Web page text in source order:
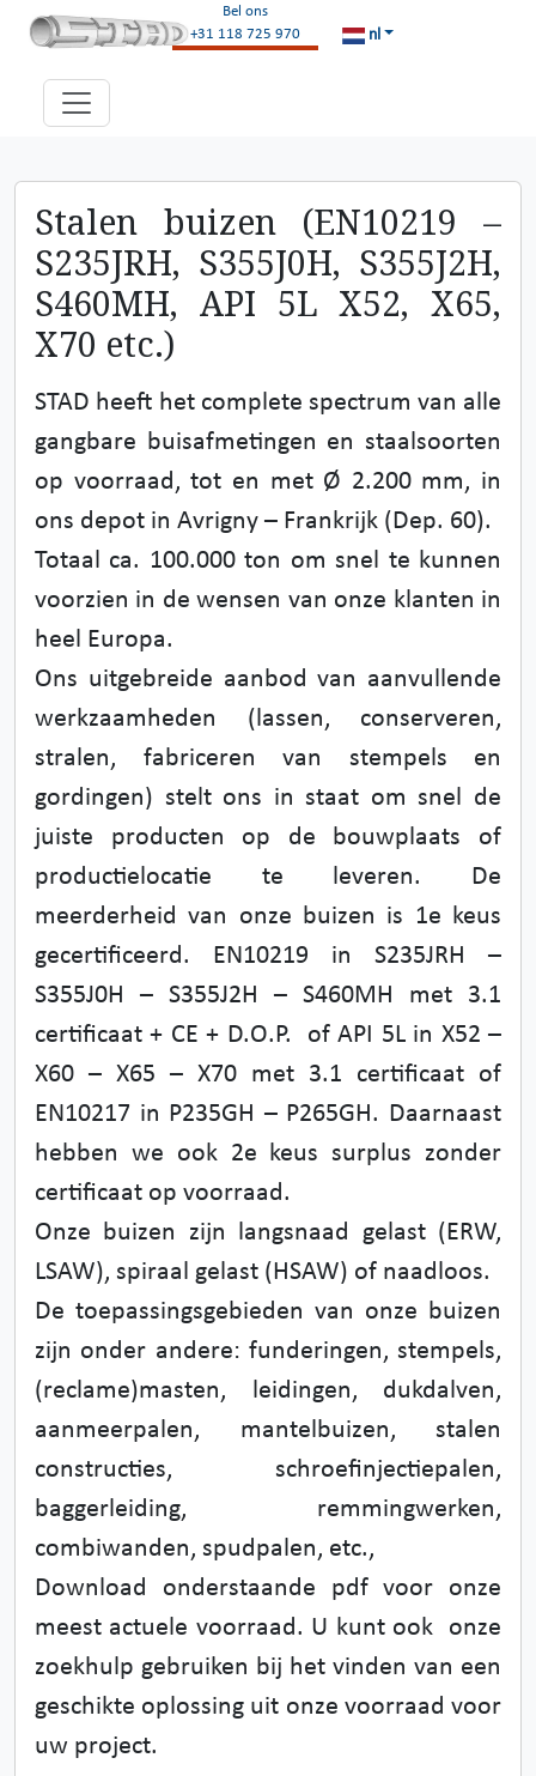
Bel ons
+31 118 725 970
nl
Stalen buizen (EN10219 –
S235JRH, S355J0H, S355J2H,
S460MH, API 5L X52, X65,
X70 etc.)
STAD heeft het complete spectrum van alle
gangbare buisafmetingen en staalsoorten
op voorraad, tot en met Ø 2.200 mm, in
ons depot in Avrigny – Frankrijk (Dep. 60).
Totaal ca. 100.000 ton om snel te kunnen
voorzien in de wensen van onze klanten in
heel Europa.
Ons uitgebreide aanbod van aanvullende
werkzaamheden (lassen, conserveren,
stralen, fabriceren van stempels en
gordingen) stelt ons in staat om snel de
juiste producten op de bouwplaats of
productielocatie te leveren. De
meerderheid van onze buizen is 1e keus
gecertificeerd. EN10219 in S235JRH –
S355J0H – S355J2H – S460MH met 3.1
certificaat + CE + D.O.P. of API 5L in X52 –
X60 – X65 – X70 met 3.1 certificaat of
EN10217 in P235GH – P265GH. Daarnaast
hebben we ook 2e keus surplus zonder
certificaat op voorraad.
Onze buizen zijn langsnaad gelast (ERW,
LSAW), spiraal gelast (HSAW) of naadloos.
De toepassingsgebieden van onze buizen
zijn onder andere: funderingen, stempels,
(reclame)masten, leidingen, dukdalven,
aanmeerpalen, mantelbuizen, stalen
constructies, schroefinjectiepalen,
baggerleiding, remmingwerken,
combiwanden, spudpalen, etc.,
Download onderstaande pdf voor onze
meest actuele voorraad. U kunt ook onze
zoekhulp gebruiken bij het vinden van een
geschikte oplossing uit onze voorraad voor
uw project.